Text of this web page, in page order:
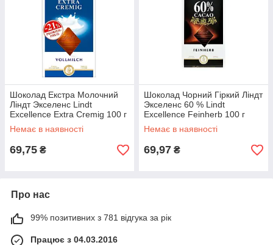
гарантувати його високу якість.
Кому буде вигідно купити швейцарський шоколад у нас?
Наші товари вигідно купувати власникам магазинів, як малих,
так і великих. Звертаємо вашу увагу на те, що у Вас є
можливість самостійно забрати замовленуна нашому сайті
продукцію зі складу (місто Дніпро). У свою чергу, цінові
показники вас приємно здивують, адже вони відрізняються
своєю доступністю.Умови доставки і оплати.
Шоколад Екстра Молочний
Ліндт Экселенс Lindt
Excellence Extra Cremig 100 г
Швейцарія
Немає в наявності
69,75 ₴
Шоколад Чорний Гіркий Ліндт
Экселенс 60 % Lindt
Excellence Feinherb 100 г
Швейцарія
Немає в наявності
69,97 ₴
Про нас
99% позитивних з 781 відгука за рік
Працює з 04.03.2016